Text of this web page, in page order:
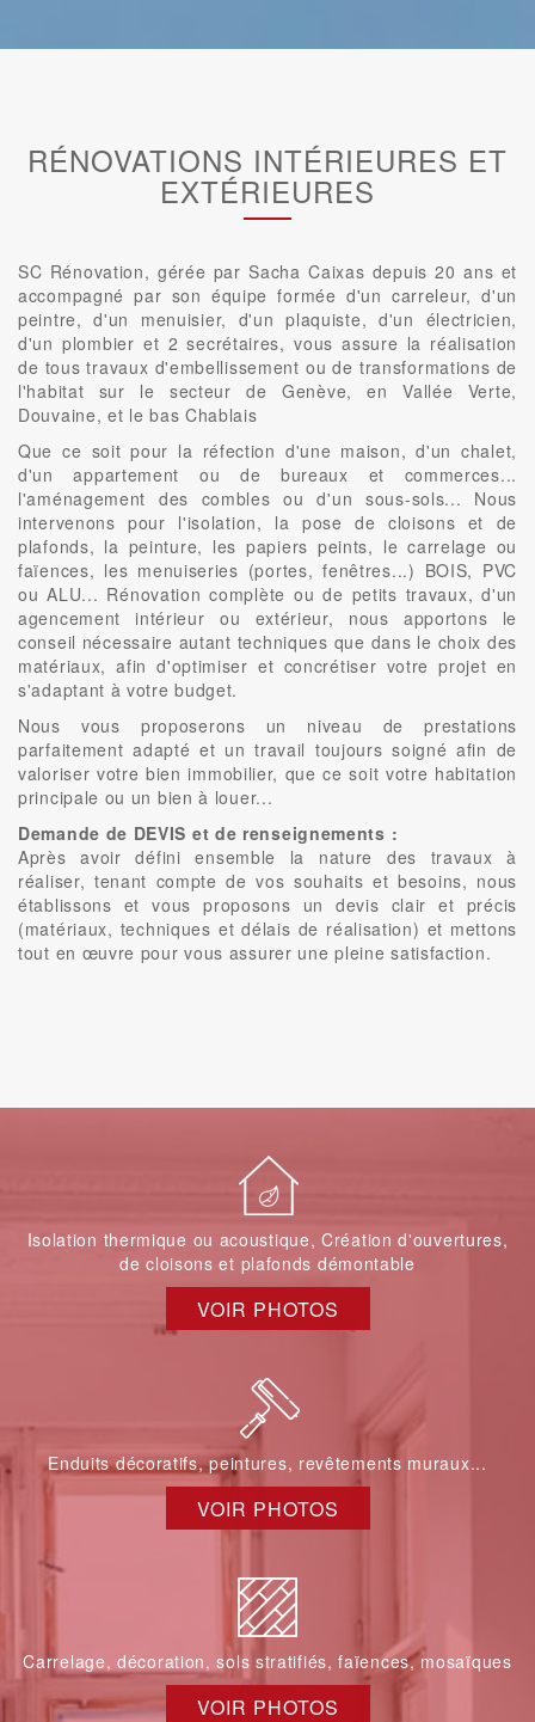
RÉNOVATIONS INTÉRIEURES ET
EXTÉRIEURES
SC Rénovation, gérée par Sacha Caixas depuis 20 ans et
accompagné par son équipe formée d'un carreleur, d'un
peintre, d'un menuisier, d'un plaquiste, d'un électricien,
d'un plombier et 2 secrétaires, vous assure la réalisation
de tous travaux d'embellissement ou de transformations de
l'habitat sur le secteur de Genève, en Vallée Verte,
Douvaine, et le bas Chablais
Que ce soit pour la réfection d'une maison, d'un chalet,
d'un appartement ou de bureaux et commerces...
l'aménagement des combles ou d'un sous-sols... Nous
intervenons pour l'isolation, la pose de cloisons et de
plafonds, la peinture, les papiers peints, le carrelage ou
faïences, les menuiseries (portes, fenêtres...) BOIS, PVC
ou ALU... Rénovation complète ou de petits travaux, d'un
agencement intérieur ou extérieur, nous apportons le
conseil nécessaire autant techniques que dans le choix des
matériaux, afin d'optimiser et concrétiser votre projet en
s'adaptant à votre budget.
Nous vous proposerons un niveau de prestations
parfaitement adapté et un travail toujours soigné afin de
valoriser votre bien immobilier, que ce soit votre habitation
principale ou un bien à louer...
Demande de DEVIS et de renseignements :
Après avoir défini ensemble la nature des travaux à
réaliser, tenant compte de vos souhaits et besoins, nous
établissons et vous proposons un devis clair et précis
(matériaux, techniques et délais de réalisation) et mettons
tout en œuvre pour vous assurer une pleine satisfaction.
Isolation thermique ou acoustique, Création d'ouvertures,
de cloisons et plafonds démontable
VOIR PHOTOS
Enduits décoratifs, peintures, revêtements muraux...
VOIR PHOTOS
Carrelage, décoration, sols stratifiés, faïences, mosaïques
VOIR PHOTOS